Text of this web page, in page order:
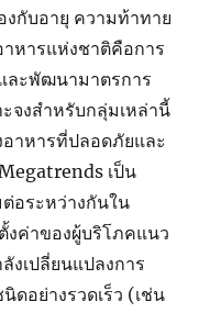
งกับอายุ ความท้าทาย
หารแห่งชาติคือการ
ละพัฒนามาตรการ
ะจงสำหรับกลุ่มเหล่านี้
าหารที่ปลอดภัยและ
เป็น
อระหว่างกันใน
งค่าของผู้บริโภคแนว
งเปลี่ยนแปลงการ
ดอย่างรวดเร็ว (เช่น